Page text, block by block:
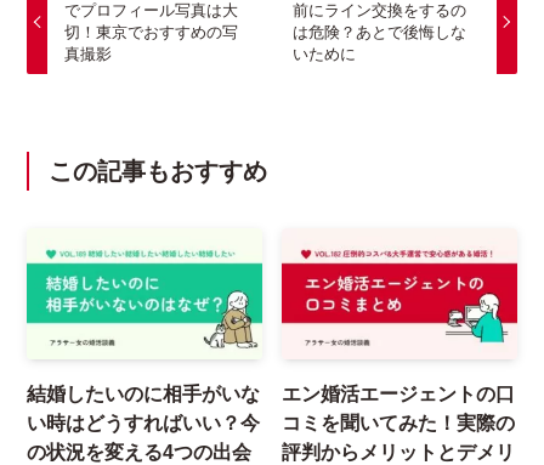
でプロフィール写真は大
切！東京でおすすめの写
真撮影
前にライン交換をするの
は危険？あとで後悔しな
いために
この記事もおすすめ
結婚したいのに相手がいな
い時はどうすればいい？今
の状況を変える4つの出会
エン婚活エージェントの口
コミを聞いてみた！実際の
評判からメリットとデメリ